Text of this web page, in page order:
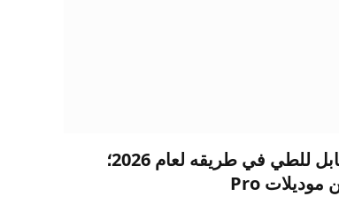
وول ستريت جورنال: iPhone القابل للطي في طريقه لعام 2026؛